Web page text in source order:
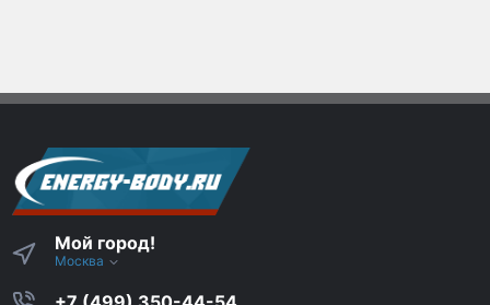
Мой город!
Москва